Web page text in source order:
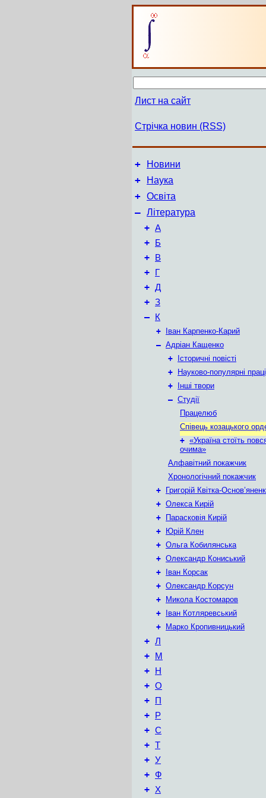
Лист на сайт
Стрічка новин (RSS)
+ Новини
+ Наука
+ Освіта
– Література
+ А
+ Б
+ В
+ Г
+ Д
+ З
– К
+
Іван Карпенко-Карий
– Адріан Кащенко
+
Історичні повісті
+
Науково-популярні праці
+
Інші твори
– Студії
Працелюб
Співець козацького
+ «Україна стоїть
очима»
Алфавітний покажчик
Хронологічний покажчик
+
Григорій Квітка-
+ Олекса Кирій
+
Парасковія Кирій
+
Юрій Клен
+ Ольга Кобилянська
+ Олександр Кониський
+
Іван Корсак
+ Олександр Корсун
+
Микола Костомаров
+
Іван Котляревський
+
Марко Кропивницький
+ Л
+ М
+ Н
+ О
+ П
+ Р
+ С
+ Т
+ У
+ Ф
+ Х